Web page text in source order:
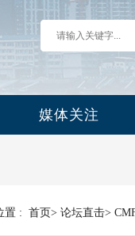
媒体关注
置 : 首页> 论坛直击>